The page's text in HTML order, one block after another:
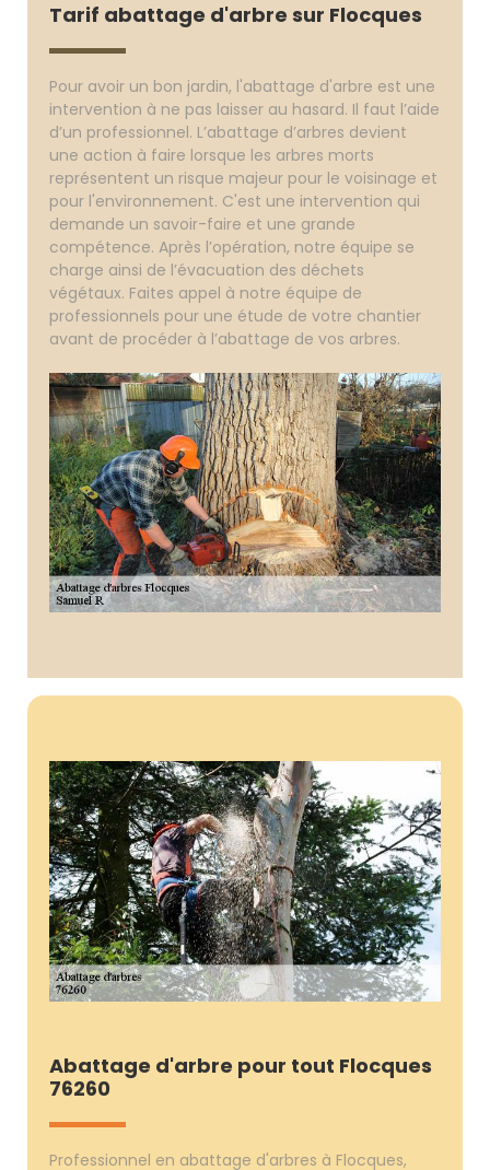
Tarif abattage d'arbre sur Flocques
Pour avoir un bon jardin, l'abattage d'arbre est une
intervention à ne pas laisser au hasard. Il faut l’aide
d’un professionnel. L’abattage d’arbres devient
une action à faire lorsque les arbres morts
représentent un risque majeur pour le voisinage et
pour l'environnement. C'est une intervention qui
demande un savoir-faire et une grande
compétence. Après l’opération, notre équipe se
charge ainsi de l’évacuation des déchets
végétaux. Faites appel à notre équipe de
professionnels pour une étude de votre chantier
avant de procéder à l’abattage de vos arbres.
Abattage d'arbre pour tout Flocques
76260
Professionnel en abattage d'arbres à Flocques,